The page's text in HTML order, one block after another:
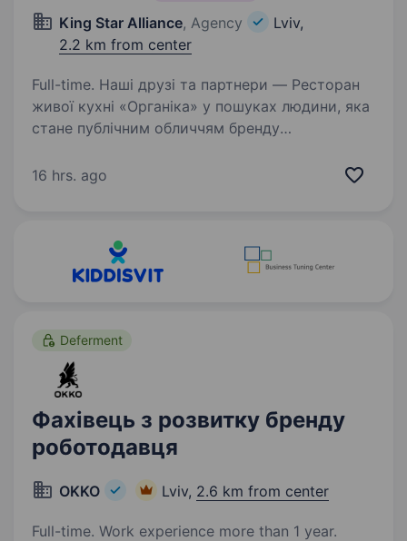
King Star Alliance, Agency
Lviv,
2.2 km from center
Full-time. Наші друзі та партнери — Ресторан
живої кухні «Органіка» у пошуках людини, яка
стане публічним обличчям бренду
за межами одного закладу. Якщо ви вмієте
16 hrs. ago
Deferment
Фахівець з розвитку бренду
роботодавця
OKKO Lviv, 2.6 km from center
Full-time. Work experience more than 1 year.